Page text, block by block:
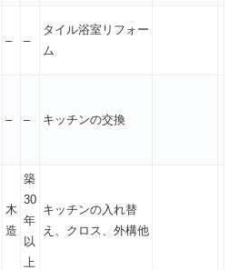
– –
タイル浴室リフォー
ム
– – キッチンの交換
木
造
築
30
年
以
上
キッチンの入れ替
え、クロス、外構他